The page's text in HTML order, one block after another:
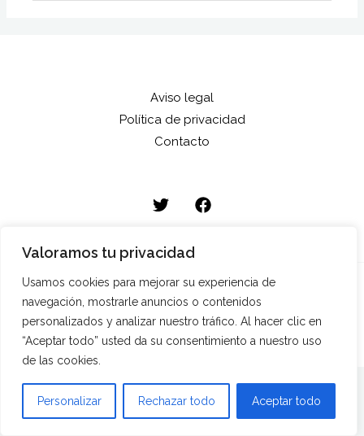
Valoramos tu privacidad
Usamos cookies para mejorar su experiencia de
navegación, mostrarle anuncios o contenidos
personalizados y analizar nuestro tráfico. Al hacer clic en
“Aceptar todo” usted da su consentimiento a nuestro uso
de las cookies.
Personalizar Rechazar todo Aceptar todo
Aviso legal
Política de privacidad
Contacto
Copyright © 2026 HRM Ediciones